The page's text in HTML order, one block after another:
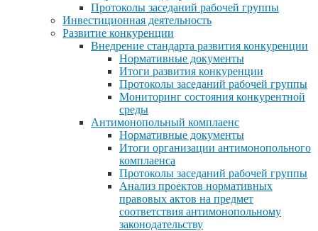
Протоколы заседаний рабочей группы
Инвестиционная деятельность
Развитие конкуренции
Внедрение стандарта развития конкуренции
Нормативные документы
Итоги развития конкуренции
Протоколы заседаний рабочей группы
Мониторинг состояния конкурентной
среды
Антимонопольный комплаенс
Нормативные документы
Итоги организации антимонопольного
комплаенса
Протоколы заседаний рабочей группы
Анализ проектов нормативных
правовых актов на предмет
соответствия антимонопольному
законодательству